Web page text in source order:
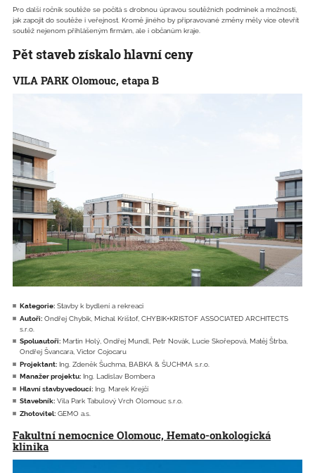
Pro další ročník soutěže se počítá s drobnou úpravou soutěžních podmínek a možností,
jak zapojit do soutěže i veřejnost. Kromě jiného by připravované změny měly více otevřít
soutěž nejenom přihlášeným firmám, ale i občanům kraje.
Pět staveb získalo hlavní ceny
VILA PARK Olomouc, etapa B
Kategorie: Stavby k bydlení a rekreaci
Autoři: Ondřej Chybík, Michal Krištof, CHYBIK+KRISTOF ASSOCIATED ARCHITECTS
s.r.o.
Spoluautoři: Martin Holý, Ondřej Mundl, Petr Novák, Lucie Skořepová, Matěj Štrba,
Ondřej Švancara, Victor Cojocaru
Projektant: Ing. Zdeněk Šuchma, BABKA & ŠUCHMA s.r.o.
Manažer projektu: Ing. Ladislav Bombera
Hlavní stavbyvedoucí: Ing. Marek Krejčí
Stavebník: Vila Park Tabulový Vrch Olomouc s.r.o.
Zhotovitel: GEMO a.s.
Fakultní nemocnice Olomouc, Hemato-onkologická
klinika